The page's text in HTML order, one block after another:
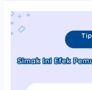
Simak
Ini
Wajah